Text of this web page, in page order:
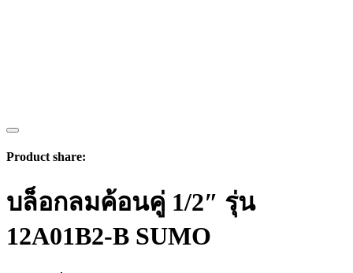
Product share:
บล็อกลมค้อนคู่ 1/2″ รุ่น
12A01B2-B SUMO